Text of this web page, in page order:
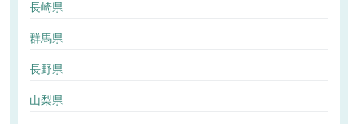
長崎県
群馬県
長野県
山梨県